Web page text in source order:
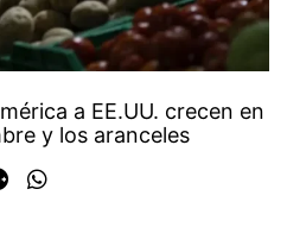
a EE.UU. crecen en
y los aranceles